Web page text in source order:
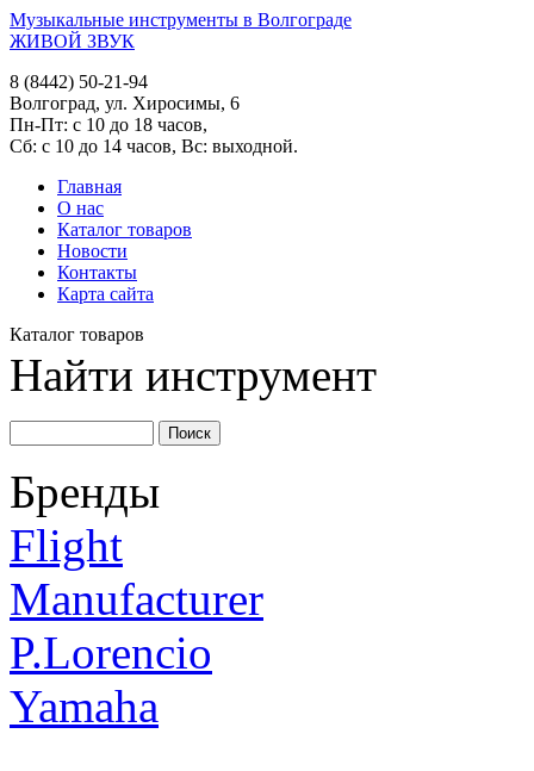
Музыкальные инструменты в Волгограде
ЖИВОЙ ЗВУК
8 (8442) 50-21-94
Волгоград, ул. Хиросимы, 6
Пн-Пт: с 10 до 18 часов,
Сб: с 10 до 14 часов, Вс: выходной.
Главная
О нас
Каталог товаров
Новости
Контакты
Карта сайта
Каталог товаров
Найти инструмент
Бренды
Flight
Manufacturer
P.Lorencio
Yamaha